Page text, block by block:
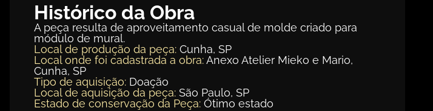
Histórico da Obra
A peça resulta de aproveitamento casual de molde criado para
módulo de mural.
Local de produção da peça:Cunha, SP
Local onde foi cadastrada a obra:Anexo Atelier Mieko e Mario,
Cunha, SP
Tipo de aquisição:Doação
Local de aquisição da peça:São Paulo, SP
Estado de conservação da Peça:Ótimo estado